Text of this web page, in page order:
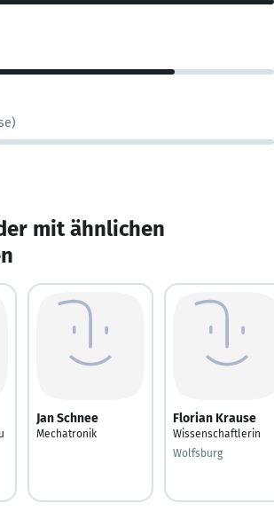
mit ähnlichen
Jan Schnee
Mechatronik
Florian Krause
Wissenschaftlerin
Wolfsburg